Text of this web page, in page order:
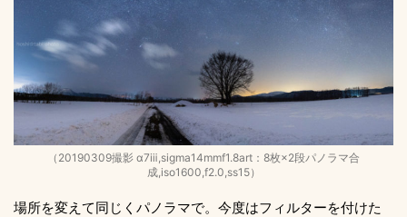
（20190309撮影 α7ⅲ,sigma14mmf1.8art：8枚×2段パノラマ合
成,iso1600,f2.0,ss15）
場所を変えて同じくパノラマで。今度はフィルターを付けた